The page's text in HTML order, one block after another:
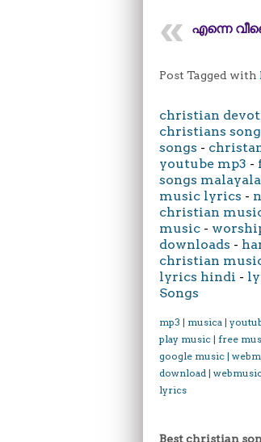
എന്നെ
Post Tagged with
christian
christians
songs -
youtube mp3 -
songs
music lyrics -
christian
music -
downloads -
christian
lyrics hindi -
Songs
mp3 | musica |
play music | free
google music |
download |
lyrics
Best christian